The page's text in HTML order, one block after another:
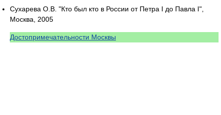
Сухарева О.В. "Кто был кто в России от Петра I до Павла I",
Москва, 2005
Достопримечательности Москвы